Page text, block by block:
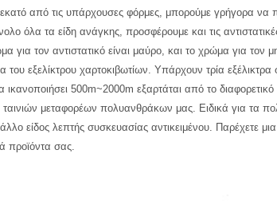
από τις υπάρχουσες φόρμες, μπορούμε γρήγορα να
όλα τα είδη ανάγκης, προσφέρουμε και τις
για τον αντιστατικό είναι μαύρο, και το χρώμα για τον
εξελίκτρου χαρτοκιβωτίων. Υπάρχουν τρία εξέλικτρα
500m~2000m εξαρτάται από το διαφορετικό
μεταφορέων πολυανθράκων μας. Ειδικά για τα
είδος λεπτής συσκευασίας αντικειμένου. Παρέχετε μια
προϊόντα σας.